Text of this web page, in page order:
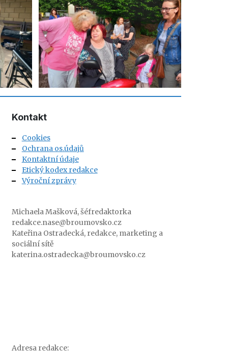
Kontakt
Cookies
Ochrana os.údajů
Kontaktní údaje
Etický kodex redakce
Výroční zprávy
Michaela Mašková, šéfredaktorka
redakce.nase@broumovsko.cz
Kateřina Ostradecká, redakce, marketing a
sociální sítě
katerina.ostradecka@broumovsko.cz
Adresa redakce: